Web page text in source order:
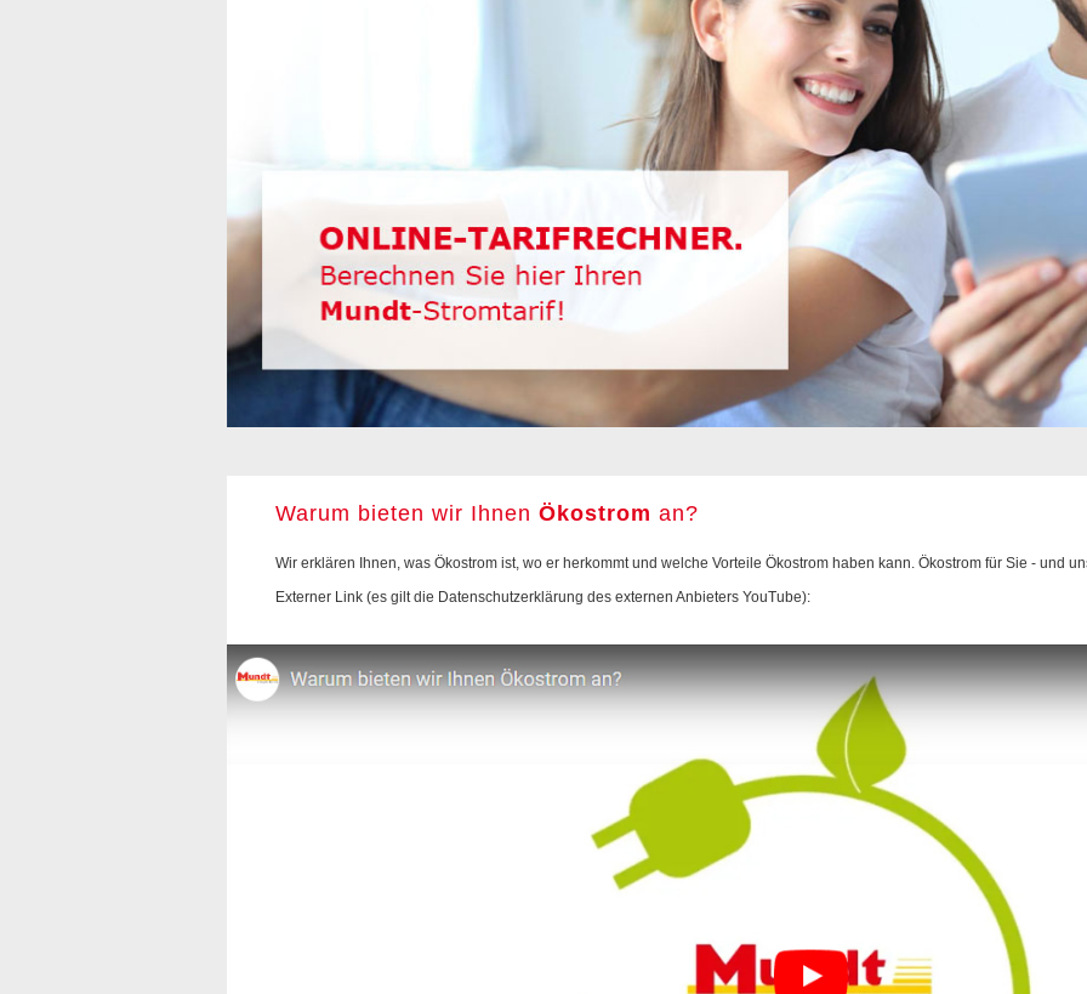
Warum bieten wir Ihnen Ökostrom an?
Wir erklären Ihnen, was Ökostrom ist, wo er herkommt und welche Vorteile Ökostrom haben kann. Ökostrom für Sie - und
Externer Link (es gilt die Datenschutzerklärung des externen Anbieters YouTube):